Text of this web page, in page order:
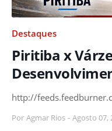
Destaques
Piritiba x
http://
Por Agmar Rios - Agosto 07,